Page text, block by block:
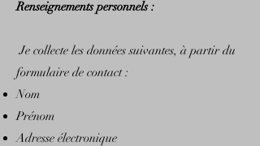
Renseignements personnels :
Je collecte les données suivantes, à partir du
formulaire de contact :
Nom
Prénom
Adresse électronique